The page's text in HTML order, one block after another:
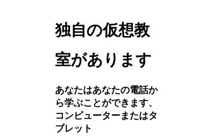
独自の仮想教
室があります
あなたはあなたの電話か
ら学ぶことができます、
コンピューターまたはタ
ブレット